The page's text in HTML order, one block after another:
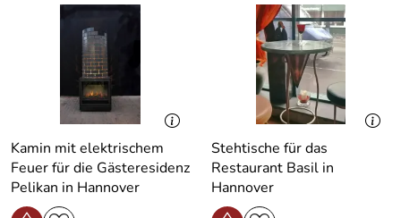
Kamin mit elektrischem
Feuer für die Gästeresidenz
Pelikan in Hannover
Stehtische für das
Restaurant Basil in
Hannover